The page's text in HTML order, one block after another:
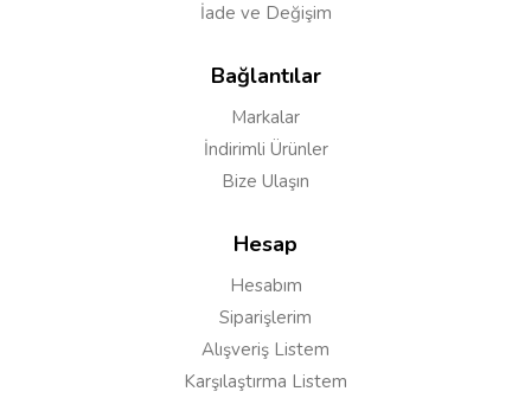
İade ve Değişim
Bağlantılar
Markalar
İndirimli Ürünler
Bize Ulaşın
Hesap
Hesabım
Siparişlerim
Alışveriş Listem
Karşılaştırma Listem